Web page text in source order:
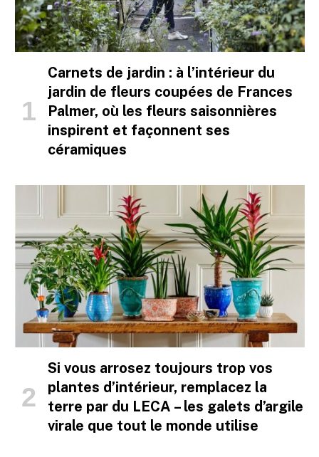
Carnets de jardin : à l’intérieur du
jardin de fleurs coupées de Frances
Palmer, où les fleurs saisonnières
inspirent et façonnent ses
céramiques
Si vous arrosez toujours trop vos
plantes d’intérieur, remplacez la
terre par du LECA – les galets d’argile
virale que tout le monde utilise